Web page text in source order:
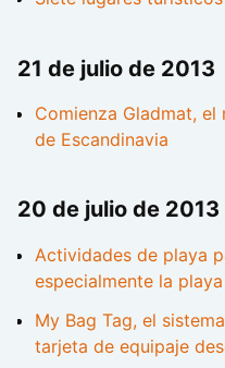
21 de julio de 2013
Comienza Gladmat,
de Escandinavia
20 de julio de 2013
Actividades de playa
especialmente la
My Bag Tag, el
tarjeta de equipaje